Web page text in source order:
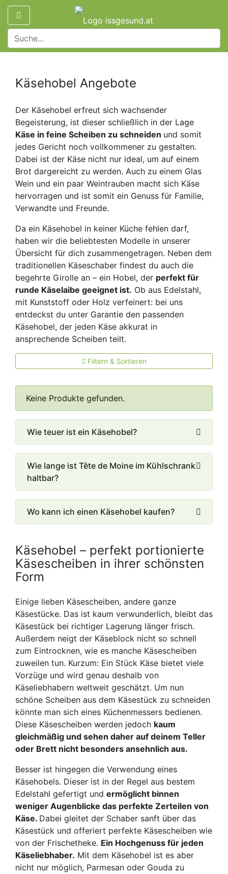
Käsehobel Angebote
Der Käsehobel erfreut sich wachsender
Begeisterung, ist dieser schließlich in der Lage
Käse in feine Scheiben zu schneiden und somit
jedes Gericht noch vollkommener zu gestalten.
Dabei ist der Käse nicht nur ideal, um auf einem
Brot dargereicht zu werden. Auch zu einem Glas
Wein und ein paar Weintrauben macht sich Käse
hervorragen und ist somit ein Genuss für Familie,
Verwandte und Freunde.
Da ein Käsehobel in keiner Küche fehlen darf,
haben wir die beliebtesten Modelle in unserer
Übersicht für dich zusammengetragen. Neben dem
traditionellen Käseschaber findest du auch die
begehrte Girolle an – ein Hobel, der perfekt für
runde Käselaibe geeignet ist. Ob aus Edelstahl,
mit Kunststoff oder Holz verfeinert: bei uns
entdeckst du unter Garantie den passenden
Käsehobel, der jeden Käse akkurat in
ansprechende Scheiben teilt.
Filtern & Sortieren
Keine Produkte gefunden.
Wie teuer ist ein Käsehobel?
Wie lange ist Tête de Moine im Kühlschrank
haltbar?
Wo kann ich einen Käsehobel kaufen?
Käsehobel – perfekt portionierte
Käsescheiben in ihrer schönsten
Form
Einige lieben Käsescheiben, andere ganze
Käsestücke. Das ist kaum verwunderlich, bleibt das
Käsestück bei richtiger Lagerung länger frisch.
Außerdem neigt der Käseblock nicht so schnell
zum Eintrocknen, wie es manche Käsescheiben
zuweilen tun. Kurzum: Ein Stück Käse bietet viele
Vorzüge und wird genau deshalb von
Käseliebhabern weltweit geschätzt. Um nun
schöne Scheiben aus dem Käsestück zu schneiden
könnte man sich eines Küchenmessers bedienen.
Diese Käsescheiben werden jedoch kaum
gleichmäßig und sehen daher auf deinem Teller
oder Brett nicht besonders ansehnlich aus.
Besser ist hingegen die Verwendung eines
Käsehobels. Dieser ist in der Regel aus bestem
Edelstahl gefertigt und ermöglicht binnen
weniger Augenblicke das perfekte Zerteilen von
Käse. Dabei gleitet der Schaber sanft über das
Käsestück und offeriert perfekte Käsescheiben wie
von der Frischetheke. Ein Hochgenuss für jeden
Käseliebhaber. Mit dem Käsehobel ist es aber
nicht nur möglich, Parmesan oder Gouda zu